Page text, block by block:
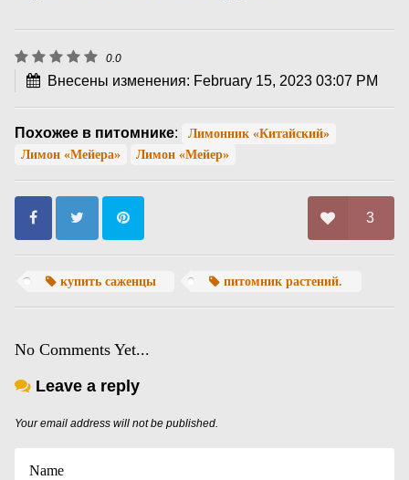
0.0
Внесены изменения: February 15, 2023 03:07 PM
Похожее в питомнике:
Лимонник «Китайский»
Лимон «Мейера»
Лимон «Мейер»
3
купить саженцы питомник растений.
No Comments Yet...
Leave a reply
Your email address will not be published.
Name